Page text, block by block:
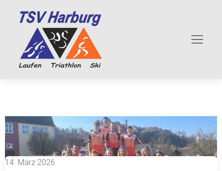
14. März 2026